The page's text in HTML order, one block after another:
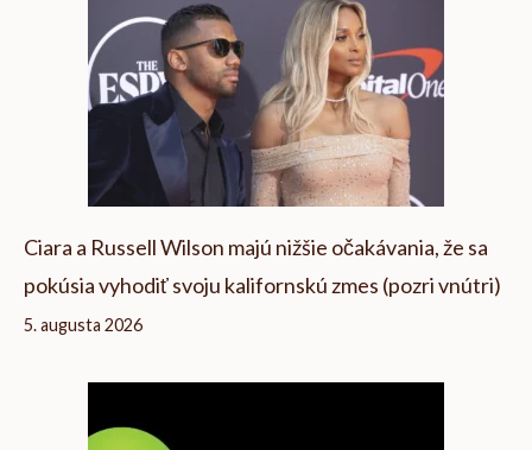
Ciara a Russell Wilson majú nižšie očakávania, že sa
pokúsia vyhodiť svoju kalifornskú zmes (pozri vnútri)
5. augusta 2026